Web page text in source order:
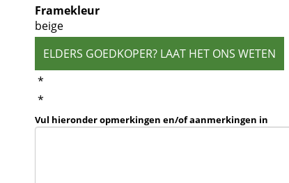
Framekleur
beige
ELDERS GOEDKOPER? LAAT HET ONS WETEN
*
*
Vul hieronder opmerkingen en/of aanmerkingen in